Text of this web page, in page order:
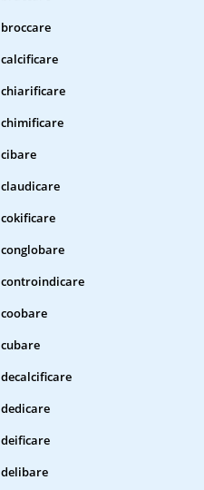
broccare
calcificare
chiarificare
chimificare
cibare
claudicare
cokificare
conglobare
controindicare
coobare
cubare
decalcificare
dedicare
deificare
delibare